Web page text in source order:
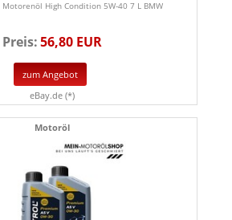
High Condition 5W-40 7 L BMW
Preis:56,80 EUR
zum Angebot
eBay.de (*)
Motoröl